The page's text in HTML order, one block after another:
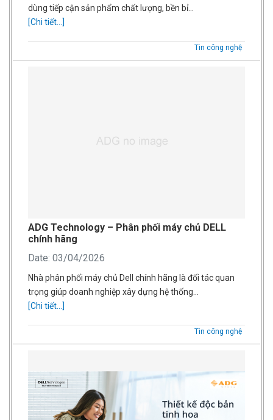
dùng tiếp cận sản phẩm chất lượng, bền bỉ…
[Chi tiết...]
Tin công nghệ
ADG Technology – Phân phối máy chủ DELL
chính hãng
Date: 03/04/2026
Nhà phân phối máy chủ Dell chính hãng là đối tác quan
trọng giúp doanh nghiệp xây dựng hệ thống…
[Chi tiết...]
Tin công nghệ